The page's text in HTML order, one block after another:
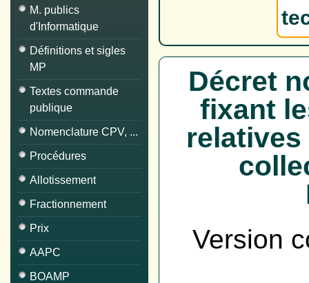
M. publics
d'Informatique
Définitions et sigles
MP
Textes commande
publique
Nomenclature CPV, ...
Procédures
Allotissement
Fractionnement
Prix
AAPC
BOAMP
Décret
fixant
relatives
Version